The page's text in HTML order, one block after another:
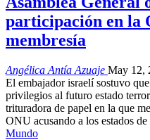
participación en la
membresía
Angélica Antía Azuaje May 12,
El embajador israelí sostuvo
privilegios al futuro estado
trituradora de papel en la que
ONU acusando a los estados de
Mundo